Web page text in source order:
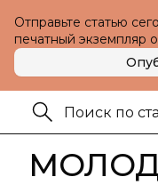
Отправьте статью
печатный экземпляр